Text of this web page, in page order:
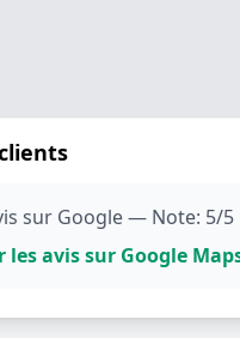
sur Google — Note: 5/5
les avis sur Google